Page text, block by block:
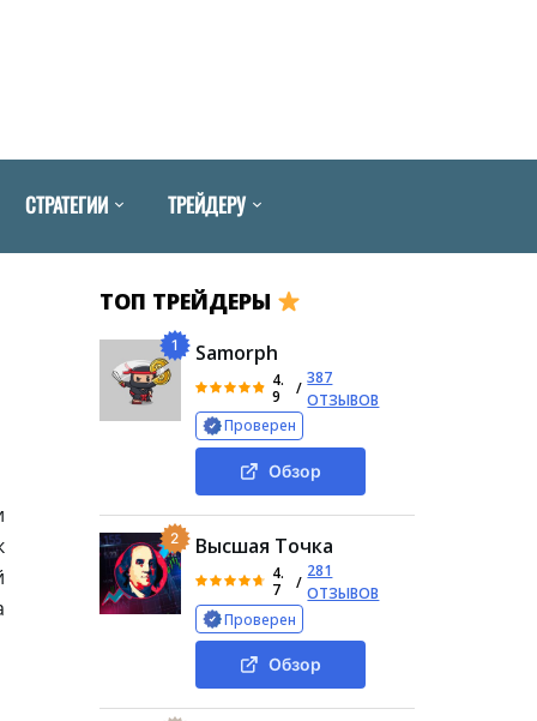
СТРАТЕГИИ ТРЕЙДЕРУ
ТОП ТРЕЙДЕРЫ
1 Samorph
4.
9
/
387
ОТЗЫВОВ
Проверен
Обзор
2 Высшая Точка
4.
7
/
281
ОТЗЫВОВ
Проверен
Обзор